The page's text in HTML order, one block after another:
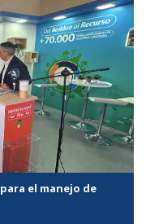
el manejo de